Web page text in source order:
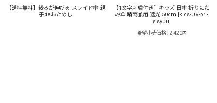
【送料無料】後ろが伸びる スライド傘 親
子deおためし
【1文字刺繍付き】キッズ 日傘 折りたた
み傘 晴雨兼用 遮光 50cm [kids-UV-ori-
sisyuu]
希望小売価格: 2,420円